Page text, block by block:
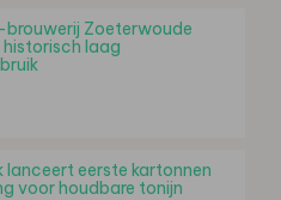
brouwerij Zoeterwoude
historisch laag
lanceert eerste kartonnen
voor houdbare tonijn